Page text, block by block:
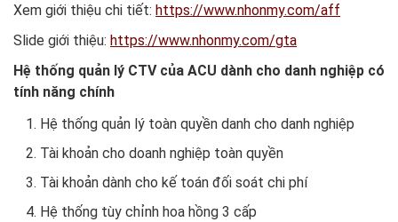
Xem giới thiệu chi tiết: https://www.nhonmy.com/aff
Slide giới thiệu: https://www.nhonmy.com/gta
Hệ thống quản lý CTV của ACU dành cho danh nghiệp có
tính năng chính
Hệ thống quản lý toàn quyền danh cho danh nghiệp
Tài khoản cho doanh nghiệp toàn quyền
Tài khoản dành cho kế toán đối soát chi phí
Hệ thống tùy chỉnh hoa hồng 3 cấp